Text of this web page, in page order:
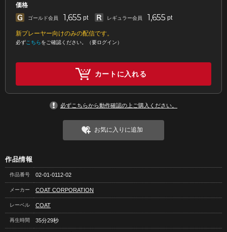
価格
ゴールド会員 1,655 pt レギュラー会員 1,655 pt
新プレーヤー向けのみの配信です。
必ずこちらをご確認ください。（要ログイン）
カートに入れる
必ずこちらから動作確認の上ご購入ください。
お気に入りに追加
作品情報
作品番号 02-01-0112-02
メーカー COAT CORPORATION
レーベル COAT
再生時間 35分29秒